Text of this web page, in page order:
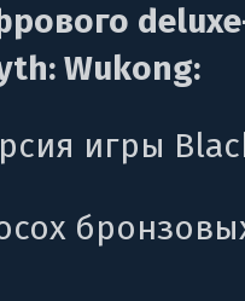
Wukong:
игры